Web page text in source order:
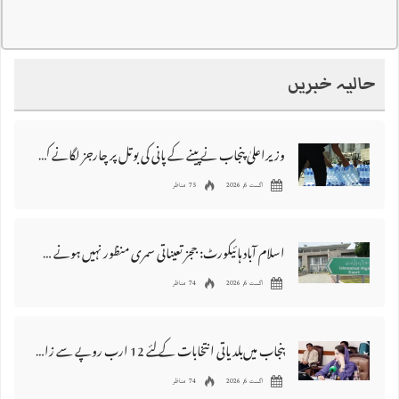
حالیہ خبریں
وزیراعلیٰ پنجاب نے پینے کے پانی کی بوتل پر چارجز لگانے کی تجویز مستر دکر دی
اگست 6, 2026 75 مناظر
اسلام آباد ہائیکورٹ: ججز تعیناتی سمری منظور نہیں‌ ہونے کے خٌلاف فیصلہ محفوظ
اگست 6, 2026 74 مناظر
پنجاب میں‌بلدیاتی انتخابات کے لئے 12 ارب روپے سے زائد مختص کرنے کی منظوری
اگست 6, 2026 74 مناظر